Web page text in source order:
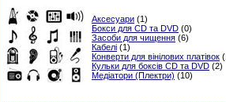
Аксесуари (1)
Бокси для CD та DVD (0)
Засоби для чищення (6)
Кабелі (1)
Конверти для вінілових платівок
Кульки для боксів CD та DVD (2)
Медіатори (Плектри) (10)